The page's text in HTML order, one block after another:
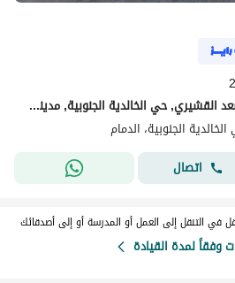
شقة للإيجار في شارع ابو الاسعد القشيري, حي الخالدية الجنوبية, مدينة الدمام, المنطقة الشرقية
الجنوبية، الدمام
اتصال
في التنقل إلى العمل أو المدرسة أو إلى أصدقائك
وفقاً لمدة القيادة